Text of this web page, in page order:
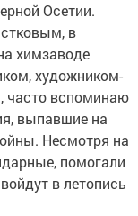
Осетии.
в
химзаводе
художником-
часто вспоминаю
выпавшие на
Несмотря на
помогали
в летопись